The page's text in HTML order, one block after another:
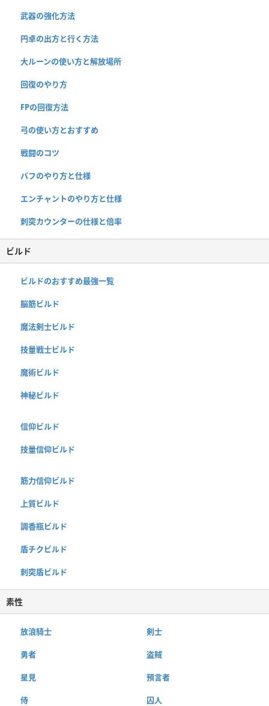
武器の強化方法
円卓の出方と行く方法
大ルーンの使い方と解放場所
回復のやり方
FPの回復方法
弓の使い方とおすすめ
戦闘のコツ
バフのやり方と仕様
エンチャントのやり方と仕様
刺突カウンターの仕様と倍率
ビルド
ビルドのおすすめ最強一覧
脳筋ビルド
魔法剣士ビルド
技量戦士ビルド
魔術ビルド
神秘ビルド
信仰ビルド
技量信仰ビルド
筋力信仰ビルド
上質ビルド
調香瓶ビルド
盾チクビルド
刺突盾ビルド
素性
放浪騎士 剣士
勇者 盗賊
星見 預言者
侍 囚人